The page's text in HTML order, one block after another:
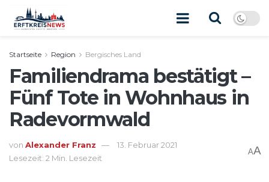
Startseite Region Bergisches Land
Familiendrama bestätigt –
Fünf Tote in Wohnhaus in
Radevormwald
von Alexander Franz
13. Februar 2021
Lesezeit: 2 Min. Lesezeit
AA